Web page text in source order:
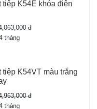
tiệp K54E khóa điện
đ
tháng
tiệp K54VT màu trắng
đ
tháng